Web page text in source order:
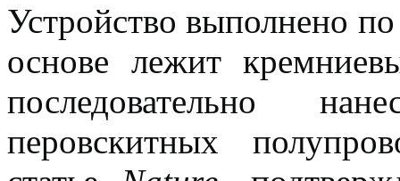
Устройство выполнено
основе лежит
последовательно
перовскитных